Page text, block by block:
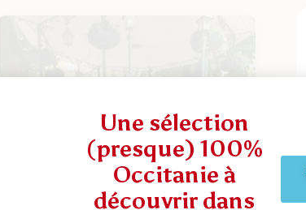
Une sélection
(presque) 100%
Occitanie à
découvrir dans